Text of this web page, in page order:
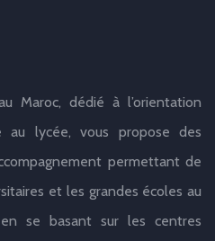
Maroc, dédié à l’orientation
au lycée, vous propose des
permettant de
et les grandes écoles au
se basant sur les centres